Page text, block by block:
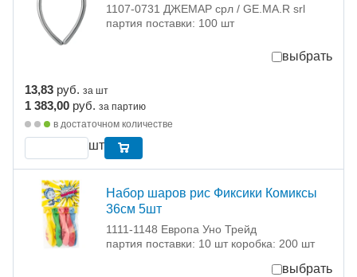
1107-0731 ДЖЕМАР срл / GE.MA.R srl
партия поставки: 100 шт
выбрать
13,83 руб. за шт
1 383,00 руб. за партию
в достаточном количестве
шт
Набор шаров рис Фиксики Комиксы
36см 5шт
1111-1148 Европа Уно Трейд
партия поставки: 10 шт коробка: 200 шт
выбрать